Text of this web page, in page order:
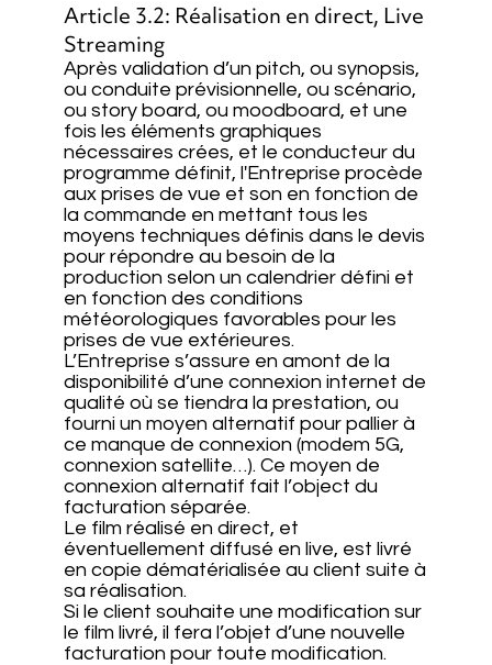
Article 3.2: Réalisation en direct, Live
Streaming
Après validation d’un pitch, ou synopsis,
ou conduite prévisionnelle, ou scénario,
ou story board, ou moodboard, et une
fois les éléments graphiques
nécessaires crées, et le conducteur du
programme définit, l'Entreprise procède
aux prises de vue et son en fonction de
la commande en mettant tous les
moyens techniques définis dans le devis
pour répondre au besoin de la
production selon un calendrier défini et
en fonction des conditions
météorologiques favorables pour les
prises de vue extérieures.
L’Entreprise s’assure en amont de la
disponibilité d’une connexion internet de
qualité où se tiendra la prestation, ou
fourni un moyen alternatif pour pallier à
ce manque de connexion (modem 5G,
connexion satellite…). Ce moyen de
connexion alternatif fait l’object du
facturation séparée.
Le film réalisé en direct, et
éventuellement diffusé en live, est livré
en copie dématérialisée au client suite à
sa réalisation.
Si le client souhaite une modification sur
le film livré, il fera l’objet d’une nouvelle
facturation pour toute modification.